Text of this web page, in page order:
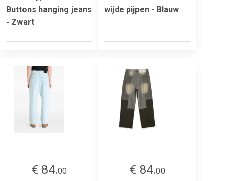
Buttons hanging jeans
- Zwart
wijde pijpen - Blauw
€ 84.00
€ 84.00